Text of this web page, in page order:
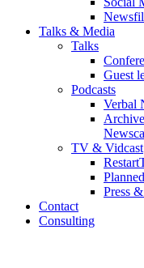
Talks & Media
Talks
Guest
Podcasts
Verbal
TV & Vidcast
Press
Contact
Consulting